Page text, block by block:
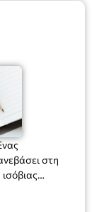
στη
έργο για